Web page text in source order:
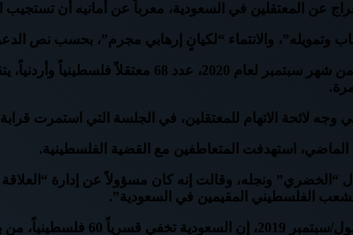
المعتقلين في السعودية، معرباً عن أمانيه أن تستجيب
وتمويله”، والانتماء “لكيانٍ إرهابي مجرم”، بحسب نص
ومثل أمام المحكمة السعودية اواخر العام الماضي
لائحة الاتهام للمعتقلين، في الجلسة التي استمرت
الماضي، استهدفت المتعاطفين مع القضية الفلسطينية.
قد أعلنت في 9 أيلول/سبتمبر 2019، عن اعتقال “الخضري” ونجله، وقالت إنه
الفلسطيني المقيمين في السعودية”.